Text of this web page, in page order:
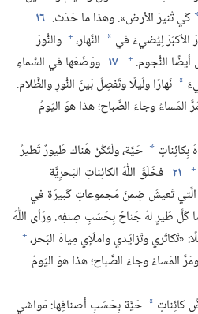
كَي تُنيرَ الأرض».‏ وهذا ما حَدَث.‏ ١٦
الأكبَرَ لِيُضيءَ في * النَّهار،‏ + والنُّورَ
أيضًا النُّجوم.‏ + ١٧ ووَضَعَها في السَّماءِ
* نَهارًا ولَيلًا وتَفصِلَ بَينَ النُّورِ والظَّلام.‏
المَساءُ وجاءَ الصَّباح؛‏ هذا هوَ اليَومُ
بِكائِناتٍ * حَيَّة،‏ ولْتَكُنْ هُناك طُيورٌ تَطيرُ
+ ٢١ فخَلَقَ اللّٰهُ الكائِناتِ البَحرِيَّة
الَّتي تَعيشُ ضِمنَ مَجموعاتٍ كَبيرَة في
كُلَّ طَيرٍ لهُ جَناحٌ بِحَسَبِ صِنفِه.‏ ورَأى اللّٰهُ
«تَكاثَري وتَزايَدي واملَإي مِياهَ البَحر،‏ +
ومَرَّ المَساءُ وجاءَ الصَّباح؛‏ هذا هوَ اليَومُ
كائِناتٍ * حَيَّة بِحَسَبِ أصنافِها:‏ مَواشي